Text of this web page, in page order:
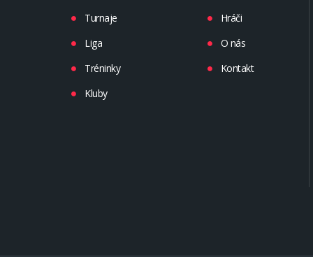
Turnaje
Liga
Tréninky
Kluby
Hráči
O nás
Kontakt